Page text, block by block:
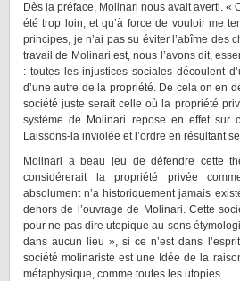
Dès la préface, Molinari nous avait averti. «
été trop loin, et qu’à force de vouloir me
principes, je n’ai pas su éviter l’abîme des
travail de Molinari est, nous l’avons dit,
: toutes les injustices sociales découlent
d’une autre de la propriété. De cela on en
société juste serait celle où la propriété
système de Molinari repose en effet sur
Laissons-la inviolée et l’ordre en résultant
Molinari a beau jeu de défendre cette
considérerait la propriété privée
absolument n’a historiquement jamais
dehors de l’ouvrage de Molinari. Cette
pour ne pas dire utopique au sens
dans aucun lieu », si ce n’est dans
société molinariste est une Idée de la
métaphysique, comme toutes les utopies.